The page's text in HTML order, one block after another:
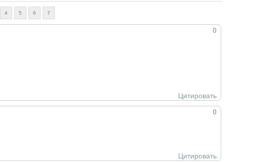
4 5 6 7
0
Цитировать
0
Цитировать